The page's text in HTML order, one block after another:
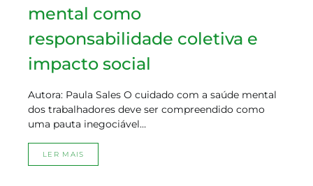
mental como
responsabilidade coletiva e
impacto social
Autora: Paula Sales O cuidado com a saúde mental
dos trabalhadores deve ser compreendido como
uma pauta inegociável…
LER MAIS